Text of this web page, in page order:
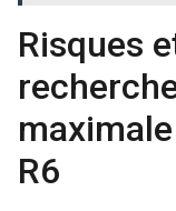
Risques
R6